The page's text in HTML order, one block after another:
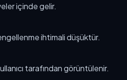
içinde gelir.
ihtimali düşüktür.
tarafından görüntülenir.